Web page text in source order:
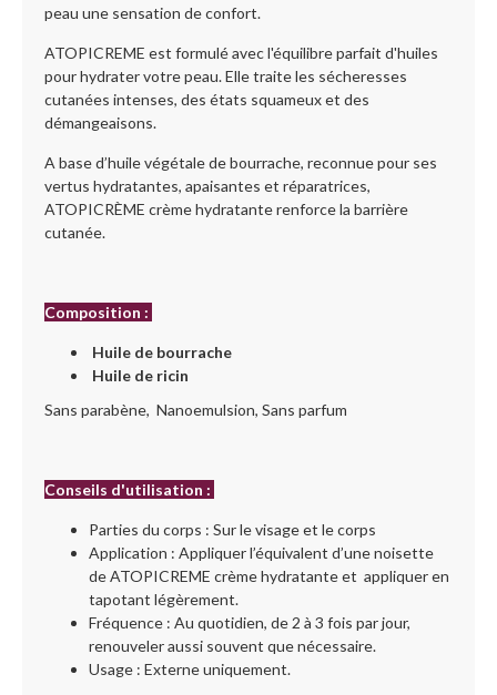
peau une sensation de confort.
ATOPICREME est formulé avec l'équilibre parfait d'huiles
pour hydrater votre peau. Elle traite les sécheresses
cutanées intenses, des états squameux et des
démangeaisons.
A base d’huile végétale de bourrache, reconnue pour ses
vertus hydratantes, apaisantes et réparatrices,
ATOPICRÈME crème hydratante renforce la barrière
cutanée.
Composition :
Huile de bourrache
Huile de ricin
Sans parabène, Nanoemulsion, Sans parfum
Conseils d'utilisation :
Parties du corps : Sur le visage et le corps
Application : Appliquer l’équivalent d’une noisette
de ATOPICREME crème hydratante et appliquer en
tapotant légèrement.
Fréquence : Au quotidien, de 2 à 3 fois par jour,
renouveler aussi souvent que nécessaire.
Usage : Externe uniquement.